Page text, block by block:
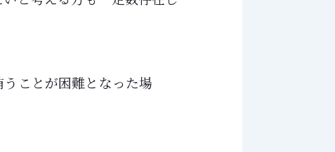
ことが困難となった場